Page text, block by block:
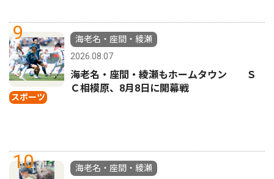
9
スポーツ
海老名・座間・綾瀬
2026.08.07
海老名・座間・綾瀬もホームタウン Ｓ
Ｃ相模原、8月8日に開幕戦
10
海老名・座間・綾瀬